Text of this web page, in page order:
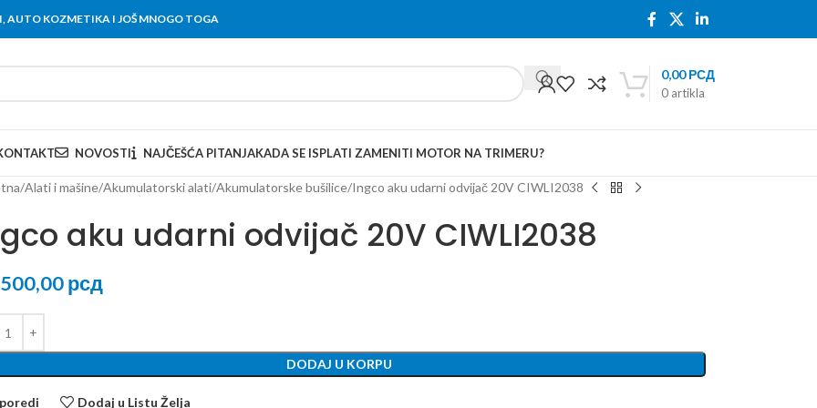
AUTO KOZMETIKA I JOŠ MNOGO TOGA
0 artikla
0,00РСД
NOVOSTI NAJČEŠĆA PITANJAKADA SE ISPLATI ZAMENITI MOTOR NA TRIMERU?
Alati i mašine Akumulatorski alati Akumulatorske bušilice Ingco aku udarni odvijač 20V CIWLI2038
aku udarni odvijač 20V CIWLI2038
рсд
DODAJ U KORPU
Dodaj u Listu Želja